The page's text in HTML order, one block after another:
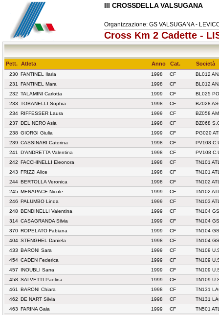
III CROSSDELLA VALSUGANA
Organizzazione: GS VALSUGANA -
Cross Km 2 Cadette -
Pett. Atleta Anno Cat. Società
230 FANTINEL Ilaria 1998 CF
BL012
231
FANTINEL Mara 1998 CF
BL012
232 TALAMINI Carlotta 1999 CF
BL025
233 TOBANELLI Sophia 1998 CF
BZ028
234 RIFFESSER Laura 1999 CF
BZ058
237 DEL NERO Asia 1998 CF
BZ068
238 GIORGI Giulia 1999 CF
PG020
239 CASSINARI Caterina 1998 CF
PV108
241
D'ANDRETTA Valentina 1998 CF
PV108
242 FACCHINELLI Eleonora 1998 CF
TN101
243 FRIZZI Alice 1998 CF
TN101
244 BERTOLLA Veronica 1998 CF
TN102
245 MENAPACE Nicole 1999 CF
TN102
246 PALUMBO Linda 1999 CF
TN103
248 BENDINELLI Valentina 1999 CF
TN104
314 CASAGRANDA Silvia 1999 CF
TN104
370 ROPELATO Fabiana 1999 CF
TN104
404 STENGHEL Daniela 1998 CF
TN104
433 BARONI Sara 1999 CF
TN109
454 CADEN Federica 1999 CF
TN109
457
INOUBLI Sarra 1999 CF
TN109
458 SALVETTI Paolina 1999 CF
TN109
461
BARONI Chiara 1998 CF
TN131
462 DE NART Silvia 1998 CF
TN131
463 FARINA Gaia 1999 CF
TN501